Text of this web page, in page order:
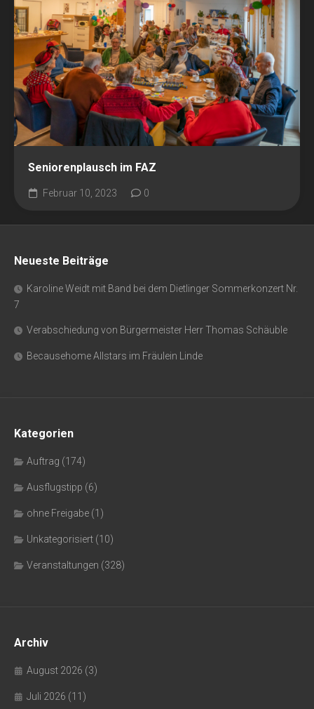
Seniorenplausch im FAZ
Februar 10, 2023 0
Neueste Beiträge
Karoline Weidt mit Band bei dem Dietlinger Sommerkonzert Nr.
7
Verabschiedung von Bürgermeister Herr Thomas Schäuble
Becausehome Allstars im Fräulein Linde
Kategorien
Auftrag (174)
Ausflugstipp (6)
ohne Freigabe (1)
Unkategorisiert (10)
Veranstaltungen (328)
Archiv
August 2026 (3)
Juli 2026 (11)